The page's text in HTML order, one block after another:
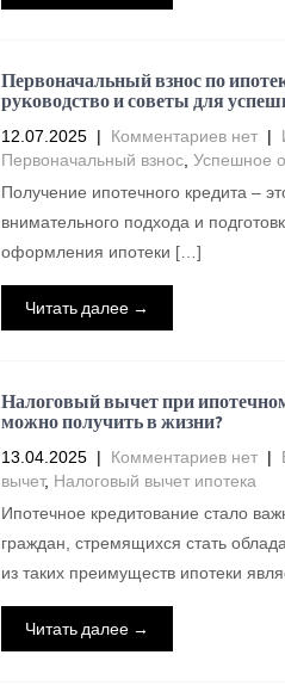
Первоначальный взнос по
руководство и советы для
12.07.2025 | Комментариев нет |
Первоначальный взнос, Успешное
Получение ипотечного кредита –
внимательного подхода и
оформления ипотеки […]
Читать далее →
Налоговый вычет при
можно получить в жизни?
13.04.2025 | Комментариев нет |
вычет, Налоговый вычет ипотека
Ипотечное кредитование стало
граждан, стремящихся стать
из таких преимуществ ипотеки
Читать далее →